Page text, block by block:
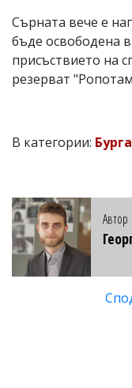
Сърната вече е
бъде освободена в
присъствието на
резерват
В категории:
Автор